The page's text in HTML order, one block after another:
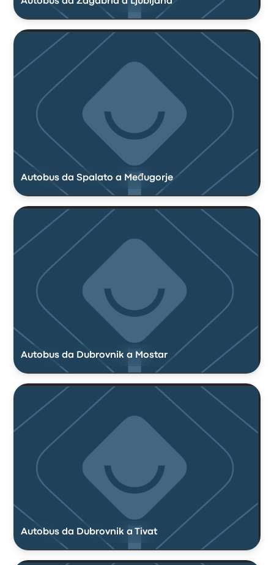
Autobus da Spalato a Međugorje
Autobus da Dubrovnik a Mostar
Autobus da Dubrovnik a Tivat